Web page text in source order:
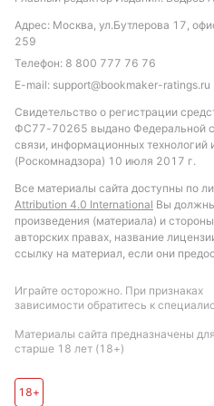
Кабельо не проиграет в
Обновлено:
Автор
Михаил
Адрес: Москва, ул.Бутлерова 17,
259
Телефон: 8 800 777 76 76
E-mail: support@bookmaker-ratings.ru
Свидетельство о регистрации
ФС77-70265 выдано Федеральной
связи, информационных
(Роскомнадзора) 10 июля 2017 г.
Все материалы сайта доступны по
Attribution 4.0 International Вы должны
произведения (материала) и
авторских правах, название
ссылку на материал, если они
Играйте осторожно. При признаках
зависимости обратитесь к
Материалы сайта предназначены
старше 18 лет (18+)
18+